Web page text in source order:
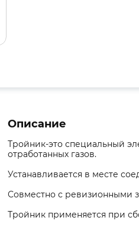
Описание
Тройник-это специальный
отработанных газов.
Устанавливается в месте
Совместно с ревизионными
Тройник применяется при